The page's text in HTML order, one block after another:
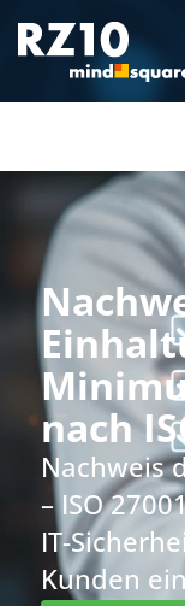
nach
Nachweis
– ISO
IT-
Kunden